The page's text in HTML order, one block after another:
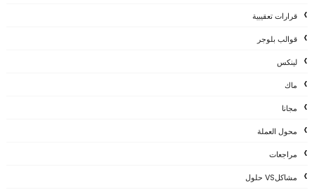
قرارات تعقيبية
قوالب بلوجر
لينكس
ماك
مجانا
محول العملة
مراجعات
مشاكلVS حلول